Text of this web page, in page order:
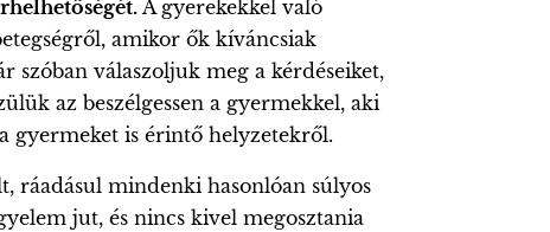
A gyerekekkel való
amikor ők kíváncsiak
válaszoljuk meg a kérdéseiket,
az beszélgessen a gyermekkel, aki
gyermeket is érintő helyzetekről.
ráadásul mindenki hasonlóan súlyos
jut, és nincs kivel megosztania